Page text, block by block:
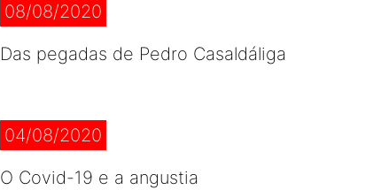
08/08/2020
Das pegadas de Pedro Casaldáliga
04/08/2020
O Covid-19 e a angustia